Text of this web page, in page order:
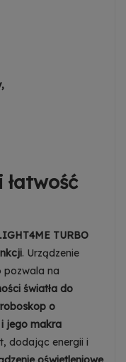
łatwość
TURBO
. Urządzenie
pozwala na
światła do
o
jego makra
dodając energii i